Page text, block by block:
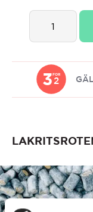
Lakritsroten
Finska
Salta
Tjärpastiller
quantity
3FOR
2